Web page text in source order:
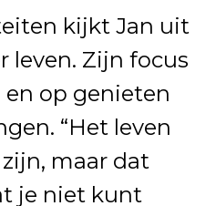
kijkt Jan uit
leven. Zijn focus
op genieten
“Het leven
maar dat
je niet kunt